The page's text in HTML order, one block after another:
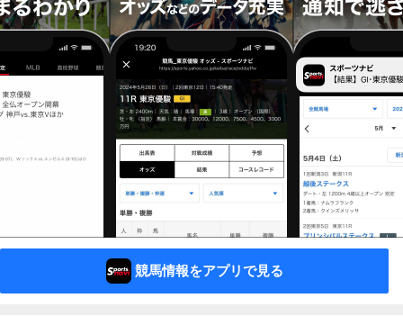
競馬情報をアプリで見る